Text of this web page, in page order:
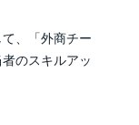
、「外商チー
のスキルアッ